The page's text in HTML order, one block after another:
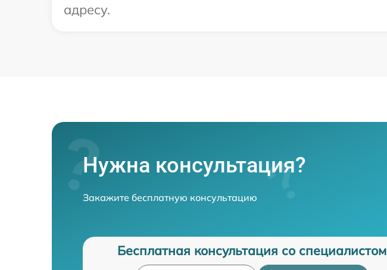
адресу.
Нужна консультация?
Закажите бесплатную консультацию
Бесплатная консультация со специалистом